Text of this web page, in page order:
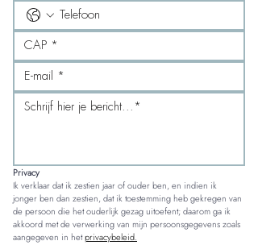
Privacy
Ik verklaar dat ik zestien jaar of ouder ben, en indien ik
jonger ben dan zestien, dat ik toestemming heb gekregen van
de persoon die het ouderlijk gezag uitoefent; daarom ga ik
akkoord met de verwerking van mijn persoonsgegevens zoals
aangegeven in het privacybeleid.